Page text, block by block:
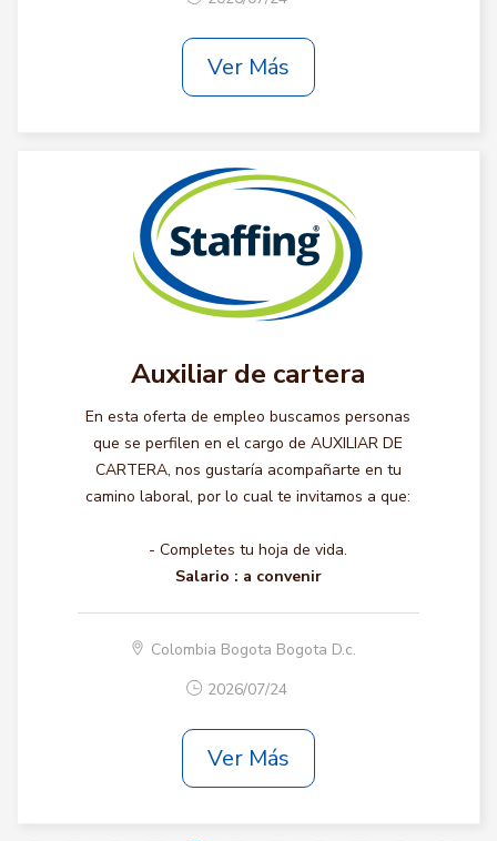
Ver Más
Auxiliar de cartera
En esta oferta de empleo buscamos personas
que se perfilen en el cargo de AUXILIAR DE
CARTERA, nos gustaría acompañarte en tu
camino laboral, por lo cual te invitamos a que:
- Completes tu hoja de vida.
Salario : a convenir
Colombia Bogota Bogota D.c.
2026/07/24
Ver Más